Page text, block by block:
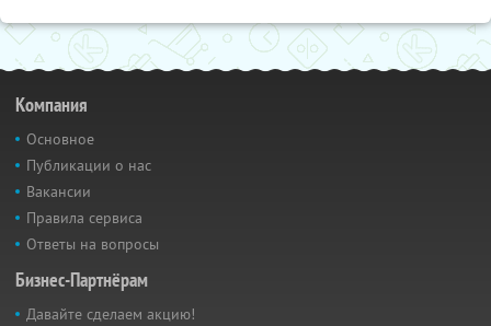
Компания
Основное
Публикации о нас
Вакансии
Правила сервиса
Ответы на вопросы
Бизнес-Партнёрам
Давайте сделаем акцию!